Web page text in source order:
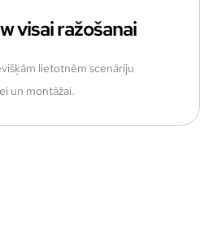
visai ražošanai
lietotnēm scenāriju
un montāžai.